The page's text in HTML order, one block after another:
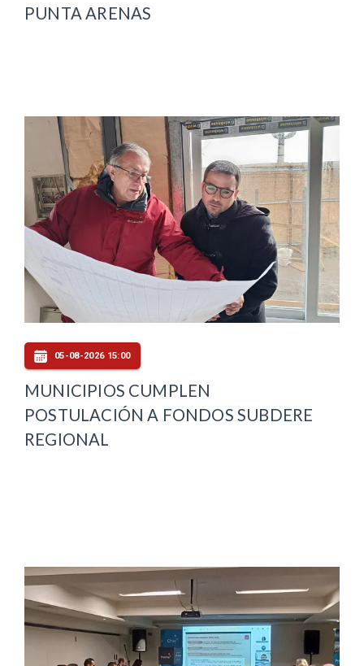
PUNTA ARENAS
05-08-2026 15:00
MUNICIPIOS CUMPLEN
POSTULACIÓN A FONDOS SUBDERE
REGIONAL